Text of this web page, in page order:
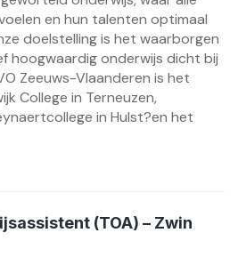
en hun talenten optimaal
doelstelling is het waarborgen
hoogwaardig onderwijs dicht bij
Zeeuws-Vlaanderen is het
College in Terneuzen,
in Hulst?en het
(TOA) – Zwin